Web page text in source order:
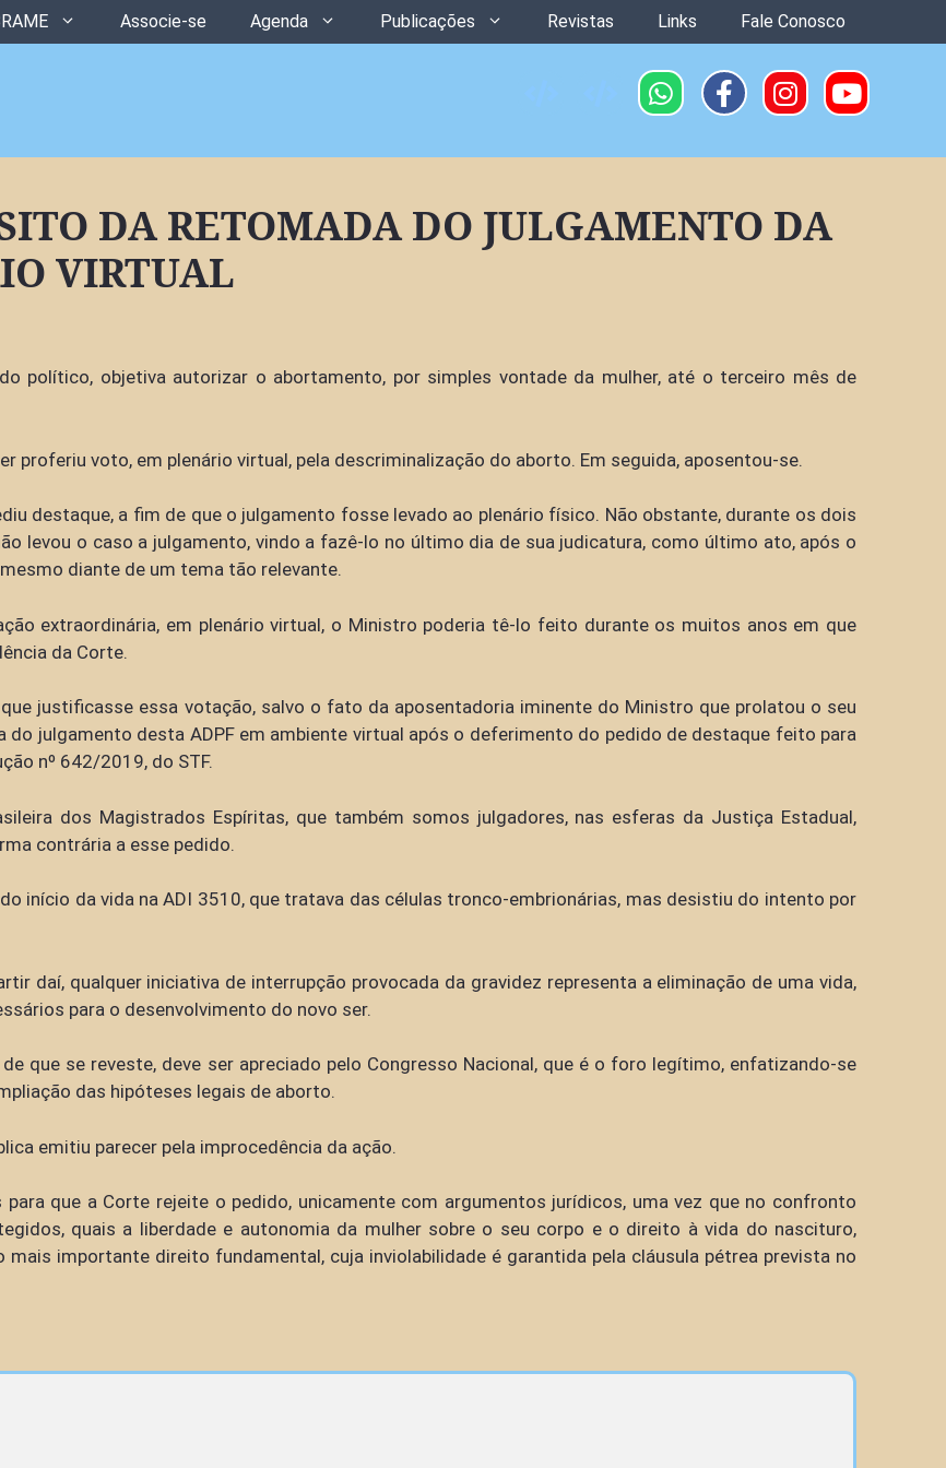
Associe-se Agenda Publicações Revistas Links Fale Conosco
DA RETOMADA DO JULGAMENTO DA
VIRTUAL
político, objetiva autorizar o abortamento, por simples vontade da mulher, até o terceiro mês de
proferiu voto, em plenário virtual, pela descriminalização do aborto. Em seguida, aposentou-se.
destaque, a fim de que o julgamento fosse levado ao plenário físico. Não obstante, durante os dois
levou o caso a julgamento, vindo a fazê-lo no último dia de sua judicatura, como último ato, após o
diante de um tema tão relevante.
extraordinária, em plenário virtual, o Ministro poderia tê-lo feito durante os muitos anos em que
da Corte.
justificasse essa votação, salvo o fato da aposentadoria iminente do Ministro que prolatou o seu
do julgamento desta ADPF em ambiente virtual após o deferimento do pedido de destaque feito para
nº 642/2019, do STF.
dos Magistrados Espíritas, que também somos julgadores, nas esferas da Justiça Estadual,
contrária a esse pedido.
início da vida na ADI 3510, que tratava das células tronco-embrionárias, mas desistiu do intento por
daí, qualquer iniciativa de interrupção provocada da gravidez representa a eliminação de uma vida,
para o desenvolvimento do novo ser.
que se reveste, deve ser apreciado pelo Congresso Nacional, que é o foro legítimo, enfatizando-se
das hipóteses legais de aborto.
emitiu parecer pela improcedência da ação.
que a Corte rejeite o pedido, unicamente com argumentos jurídicos, uma vez que no confronto
quais a liberdade e autonomia da mulher sobre o seu corpo e o direito à vida do nascituro,
importante direito fundamental, cuja inviolabilidade é garantida pela cláusula pétrea prevista no